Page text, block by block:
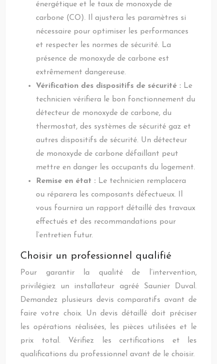
énergétique et le taux de monoxyde de
carbone (CO). Il ajustera les paramètres si
nécessaire pour optimiser les performances
et respecter les normes de sécurité. La
présence de monoxyde de carbone est
extrêmement dangereuse.
Vérification des dispositifs de sécurité : Le
technicien vérifiera le bon fonctionnement du
détecteur de monoxyde de carbone, du
thermostat, des systèmes de sécurité gaz et
autres dispositifs de sécurité. Un détecteur
de monoxyde de carbone défaillant peut
mettre en danger les occupants du logement.
Remise en état : Le technicien remplacera
ou réparera les composants défectueux. Il
vous fournira un rapport détaillé des travaux
effectués et des recommandations pour
l’entretien futur.
Choisir un professionnel qualifié
Pour garantir la qualité de l’intervention,
privilégiez un installateur agréé Saunier Duval.
Demandez plusieurs devis comparatifs avant de
faire votre choix. Un devis détaillé doit préciser
les opérations réalisées, les pièces utilisées et le
prix total. Vérifiez les certifications et les
qualifications du professionnel avant de le choisir.